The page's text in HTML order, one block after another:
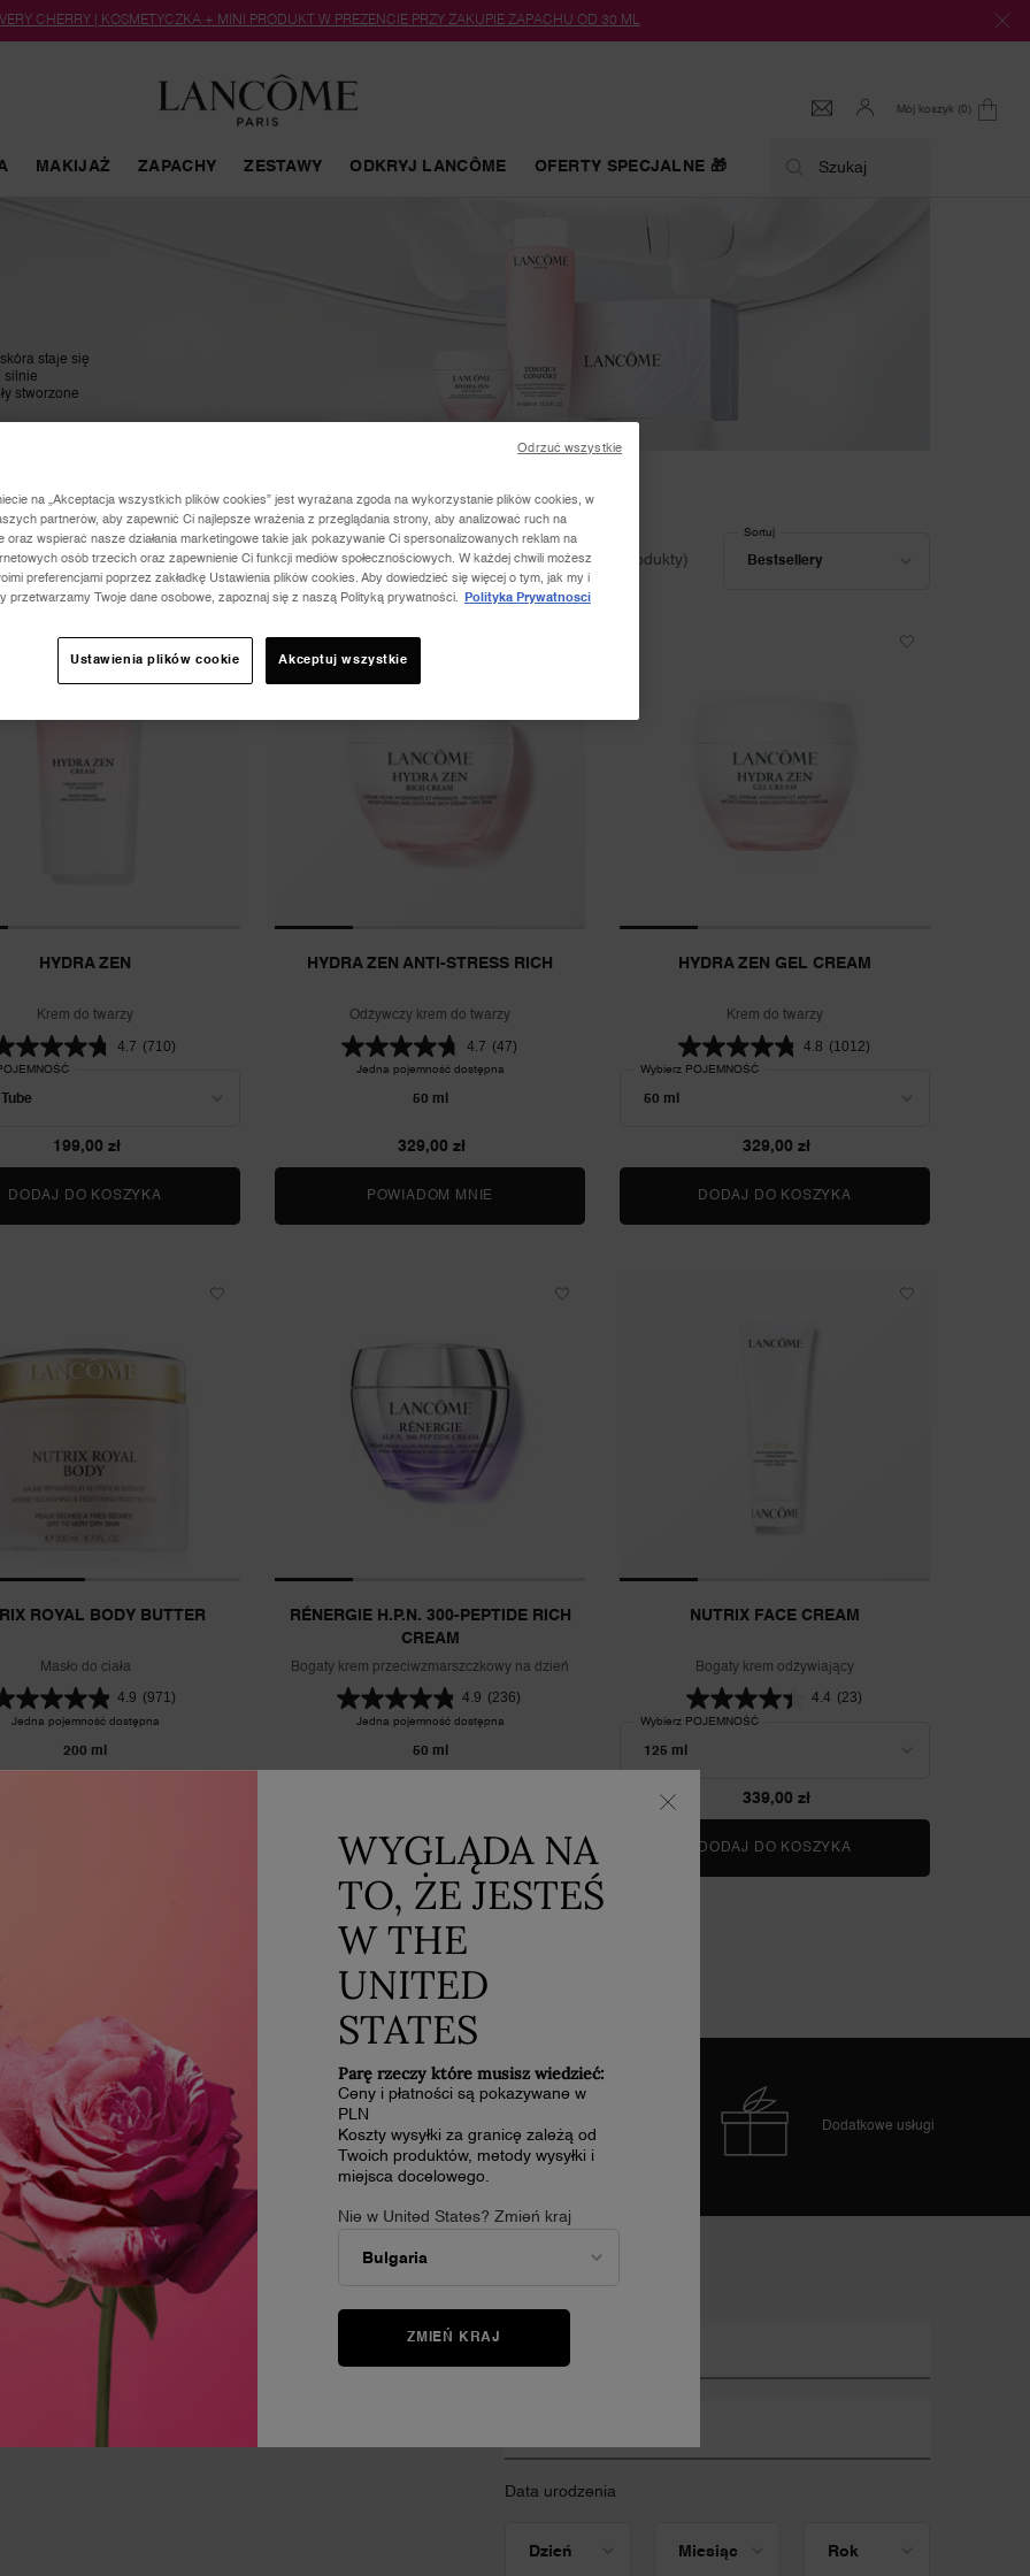
CHERRY | KOSMETYCZKA + MINI PRODUKT W PREZENCIE PRZY ZAKUPIE ZAPACHU OD 30 ML
Mój koszyk 0
0 produkt
MAKIJAŻ ZAPACHY ZESTAWY ODKRYJ LANCÔME OFERTY SPECJALNE 🎁 Szukaj
staje się
silnie
stworzone
(8 produkty)
Bestsellery
Sortuj
HYDRA ZEN
Krem do twarzy
4.7 (710)
199,00 zł
DODAJ DO KOSZYKA
HYDRA ZEN ANTI-STRESS RICH
Odżywczy krem do twarzy
4.7 (47)
Jedna pojemność dostępna
50 ml
329,00 zł
POWIADOM MNIE GDY HYDRA ZEN ANTI-STRESS RICH BĘDZIE DOSTĘPNY/A
HYDRA ZEN GEL CREAM
Krem do twarzy
4.8 (1012)
Wybierz POJEMNOŚĆ
329,00 zł
DODAJ DO KOSZYKA
ROYAL BODY BUTTER
Masło do ciała
4.9 (971)
Jedna pojemność dostępna
200 ml
NUTRIX ROYAL BODY BUTTER
RÉNERGIE H.P.N. 300-PEPTIDE RICH
CREAM
Bogaty krem przeciwzmarszczkowy na dzień
4.9 (236)
Jedna pojemność dostępna
50 ml
DODAJ DO KOSZYKARÉNERGIE H.P.N. 300-PEPTIDE RICH CREAM
NUTRIX FACE CREAM
Bogaty krem odżywiający
4.4 (23)
Wybierz POJEMNOŚĆ
339,00 zł
DODAJ DO KOSZYKA
ZAŁADUJ WIĘCEJ PRODUKTÓW
do każdego
nasze e-serwisy
Łatwe płatności Dodatkowe usługi
PERFUMY
Odkryj swój zapach
Bestsellery
Zestawy prezentowe
Data urodzenia
na „Akceptacja wszystkich plików cookies” jest wyrażana zgoda na wykorzystanie plików cookies, w
partnerów, aby zapewnić Ci najlepsze wrażenia z przeglądania strony, aby analizować ruch na
oraz wspierać nasze działania marketingowe takie jak pokazywanie Ci spersonalizowanych reklam na
osób trzecich oraz zapewnienie Ci funkcji mediów społecznościowych. W każdej chwili możesz
preferencjami poprzez zakładkę Ustawienia plików cookies. Aby dowiedzieć się więcej o tym, jak my i
przetwarzamy Twoje dane osobowe, zapoznaj się z naszą Polityką prywatności.
Polityka Prywatnosci
Ustawienia plików cookie Akceptuj wszystkie
Odrzuć wszystkie
WYGLĄDA NA
TO, ŻE JESTEŚ
W THE
UNITED
STATES
Parę rzeczy które musisz wiedzieć:
Ceny i płatności są pokazywane w
PLN
Koszty wysyłki za granicę zależą od
Twoich produktów, metody wysyłki i
miejsca docelowego.
Nie w United States? Zmień kraj
ZMIEŃ KRAJ